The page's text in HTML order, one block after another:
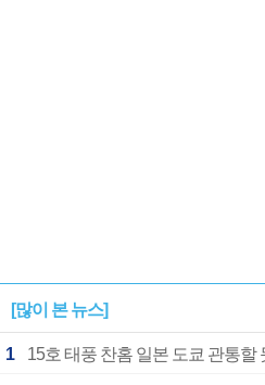
[많이 본 뉴스]
1 15호 태풍 찬홈 일본 도쿄 관통